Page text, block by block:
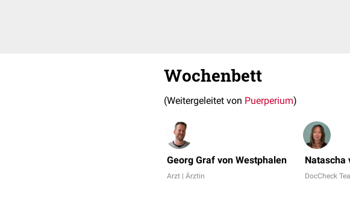
Wochenbett
(Weitergeleitet von Puerperium)
Georg Graf von Westphalen
Arzt | Ärztin
Natascha
DocCheck